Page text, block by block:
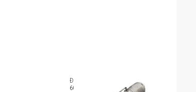
Đèn pin Fenix TK21R (ARB-L21-
6000)